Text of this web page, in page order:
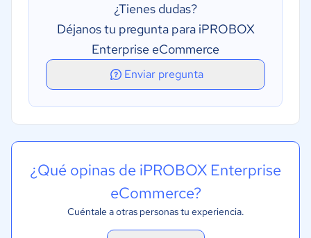
Marketing por correo electrónico
¿Tienes dudas?
Déjanos tu pregunta para iPROBOX
Enterprise eCommerce
Enviar pregunta
¿Qué opinas de iPROBOX Enterprise
eCommerce?
Cuéntale a otras personas tu experiencia.